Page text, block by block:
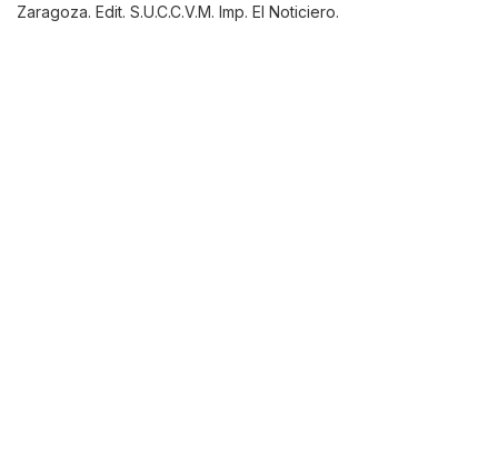
Zaragoza. Edit. S.U.C.C.V.M. Imp. El Noticiero.